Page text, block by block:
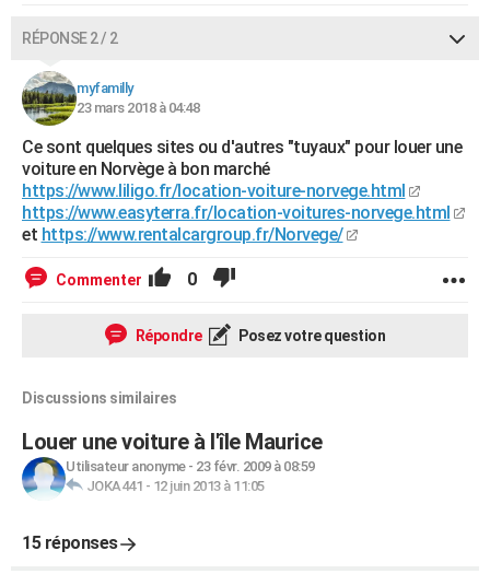
RÉPONSE 2 / 2
myfamilly
23 mars 2018 à 04:48
Ce sont quelques sites ou d'autres "tuyaux" pour louer une
voiture en Norvège à bon marché
https://www.liligo.fr/location-voiture-norvege.html
https://www.easyterra.fr/location-voitures-norvege.html
et https://www.rentalcargroup.fr/Norvege/
Commenter 0
Répondre Posez votre question
Discussions similaires
Louer une voiture à l'île Maurice
Utilisateur anonyme- 23 févr. 2009 à 08:59
JOKA441 - 12 juin 2013 à 11:05
15 réponses